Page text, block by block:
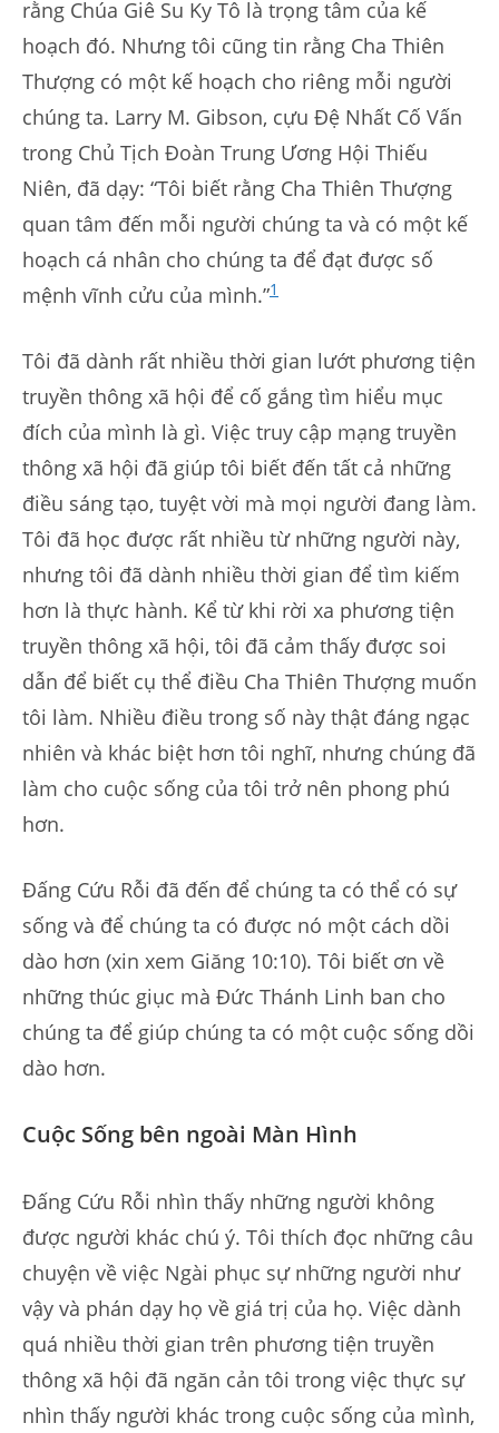
rằng Chúa Giê Su Ky Tô là trọng tâm của kế
hoạch đó. Nhưng tôi cũng tin rằng Cha Thiên
Thượng có một kế hoạch cho riêng mỗi người
chúng ta. Larry M. Gibson, cựu Đệ Nhất Cố Vấn
trong Chủ Tịch Đoàn Trung Ương Hội Thiếu
Niên, đã dạy: “Tôi biết rằng Cha Thiên Thượng
quan tâm đến mỗi người chúng ta và có một kế
hoạch cá nhân cho chúng ta để đạt được số
mệnh vĩnh cửu của mình.”1
Tôi đã dành rất nhiều thời gian lướt phương tiện
truyền thông xã hội để cố gắng tìm hiểu mục
đích của mình là gì. Việc truy cập mạng truyền
thông xã hội đã giúp tôi biết đến tất cả những
điều sáng tạo, tuyệt vời mà mọi người đang làm.
Tôi đã học được rất nhiều từ những người này,
nhưng tôi đã dành nhiều thời gian để tìm kiếm
hơn là thực hành. Kể từ khi rời xa phương tiện
truyền thông xã hội, tôi đã cảm thấy được soi
dẫn để biết cụ thể điều Cha Thiên Thượng muốn
tôi làm. Nhiều điều trong số này thật đáng ngạc
nhiên và khác biệt hơn tôi nghĩ, nhưng chúng đã
làm cho cuộc sống của tôi trở nên phong phú
hơn.
Đấng Cứu Rỗi đã đến để chúng ta có thể có sự
sống và để chúng ta có được nó một cách dồi
dào hơn (xin xem Giăng 10:10). Tôi biết ơn về
những thúc giục mà Đức Thánh Linh ban cho
chúng ta để giúp chúng ta có một cuộc sống dồi
dào hơn.
Cuộc Sống bên ngoài Màn Hình
Đấng Cứu Rỗi nhìn thấy những người không
được người khác chú ý. Tôi thích đọc những câu
chuyện về việc Ngài phục sự những người như
vậy và phán dạy họ về giá trị của họ. Việc dành
quá nhiều thời gian trên phương tiện truyền
thông xã hội đã ngăn cản tôi trong việc thực sự
nhìn thấy người khác trong cuộc sống của mình,